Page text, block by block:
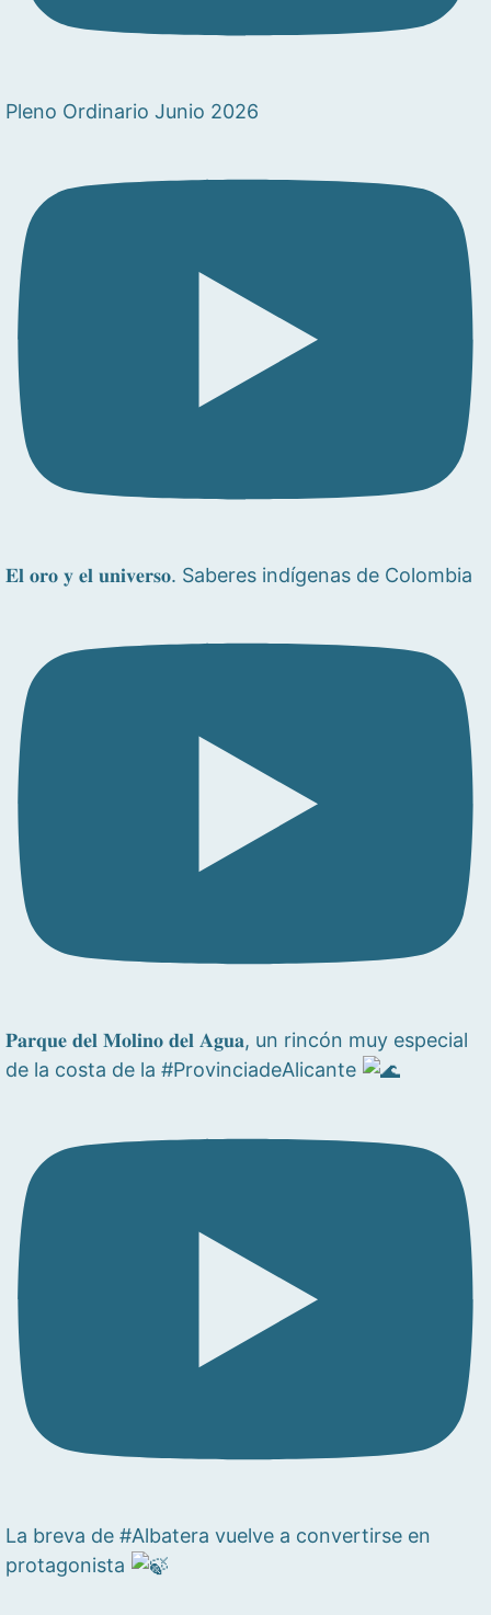
Pleno Ordinario Junio 2026
𝐄𝐥 𝐨𝐫𝐨 𝐲 𝐞𝐥 𝐮𝐧𝐢𝐯𝐞𝐫𝐬𝐨. Saberes indígenas de Colombia
𝐏𝐚𝐫𝐪𝐮𝐞 𝐝𝐞𝐥 𝐌𝐨𝐥𝐢𝐧𝐨 𝐝𝐞𝐥 𝐀𝐠𝐮𝐚, un rincón muy especial
de la costa de la #ProvinciadeAlicante
La breva de #Albatera vuelve a convertirse en
protagonista